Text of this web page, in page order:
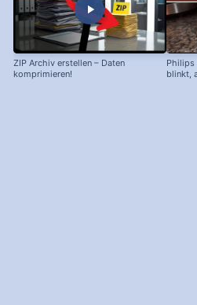
ZIP Archiv erstellen – Daten
komprimieren!
Philips
blinkt,